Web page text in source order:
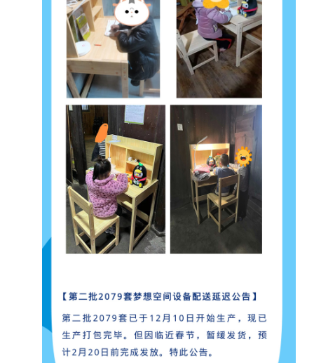
整套【梦想空间计划】产品构成经过严格成本控制优化过
程，最终将成本压缩在到每套1000元。
经过多方评估论证，
【梦想空间计划】整套产品构成可基本
满足乡村困境儿童家庭学习环境问题，让孩子能在独立的学
习空间健康学习，帮助孩子改善坐姿，减少近视及脊柱健康
问题的发生。同时产品中的智能陪伴机器人自带网卡、不带
屏幕没有成瘾风险，有效防止孩子沉迷。家长通过微信扫码
即可绑定孩子手中的机器人，与身在远方的孩子进行语音对
话，可有效缓解孩子因父母不在身边而产生的焦虑，增进乡
村留守家庭的亲子沟通。机器人还可以帮助孩子学习，设备
内含有百科问答，知识学习、欢乐儿歌、趣味故事、寓言童
话、古诗词、启蒙英语等多个功能，不仅让留守儿童不再孤
独，更使孩子学习更加安心。
我们相信，梦想空间不仅是一方物理空间，更是重塑孩子身
【梦想空间计划】2021目标覆盖全国100个县 ，为
4000 个困境家庭学生打造梦想空间。